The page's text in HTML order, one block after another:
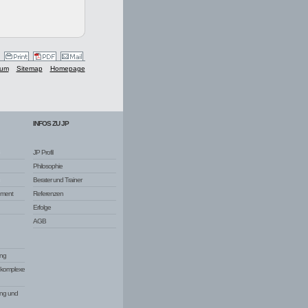
Sitemap Homepage
und
INFOS ZU JP
JP Profil
Philosophie
Berater und Trainer
Referenzen
Erfolge
AGB